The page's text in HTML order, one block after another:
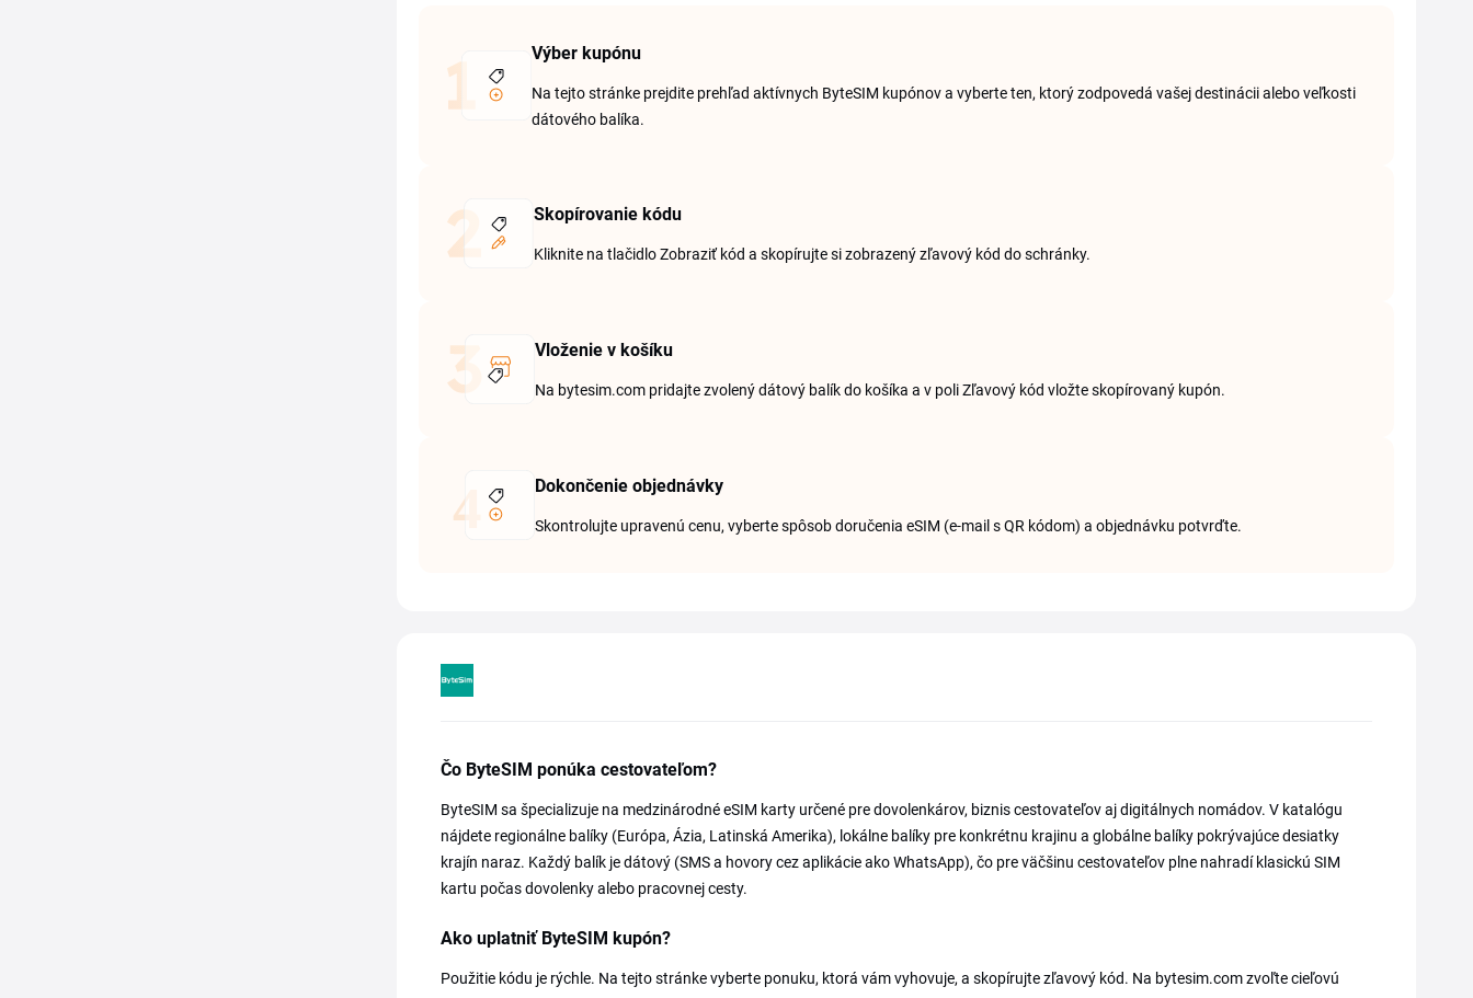
Výber kupónu
Na tejto stránke prejdite prehľad aktívnych ByteSIM kupónov a vyberte ten, ktorý zodpovedá vašej destinácii alebo veľkosti
dátového balíka.
Skopírovanie kódu
Kliknite na tlačidlo Zobraziť kód a skopírujte si zobrazený zľavový kód do schránky.
Vloženie v košíku
Na bytesim.com pridajte zvolený dátový balík do košíka a v poli Zľavový kód vložte skopírovaný kupón.
Dokončenie objednávky
Skontrolujte upravenú cenu, vyberte spôsob doručenia eSIM (e-mail s QR kódom) a objednávku potvrďte.
Čo ByteSIM ponúka cestovateľom?
ByteSIM sa špecializuje na medzinárodné eSIM karty určené pre dovolenkárov, biznis cestovateľov aj digitálnych nomádov. V katalógu
nájdete regionálne balíky (Európa, Ázia, Latinská Amerika), lokálne balíky pre konkrétnu krajinu a globálne balíky pokrývajúce desiatky
krajín naraz. Každý balík je dátový (SMS a hovory cez aplikácie ako WhatsApp), čo pre väčšinu cestovateľov plne nahradí klasickú SIM
kartu počas dovolenky alebo pracovnej cesty.
Ako uplatniť ByteSIM kupón?
Použitie kódu je rýchle. Na tejto stránke vyberte ponuku, ktorá vám vyhovuje, a skopírujte zľavový kód. Na bytesim.com zvoľte cieľovú